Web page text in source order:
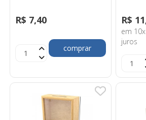
R$ 7,40
comprar
R$
em
juros